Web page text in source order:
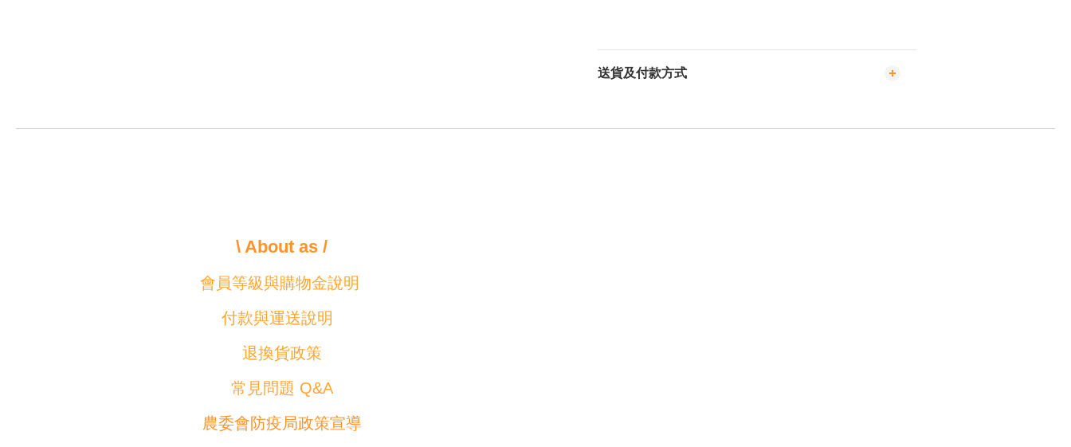
送貨及付款方式
\ About as /
會員等級與購物金說明
付款與運送說明
退換貨政策
常見問題 Q&A
農委會防疫局政策宣導